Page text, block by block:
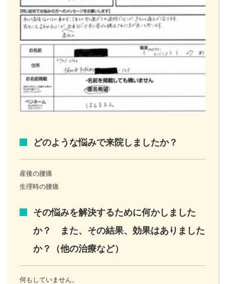
どのような悩みで来院しましたか？
産後の腰痛
生理時の腰痛
その悩みを解決するために何かしました
か？ また、その結果、効果はありました
か？（他の治療など）
何もしていません。